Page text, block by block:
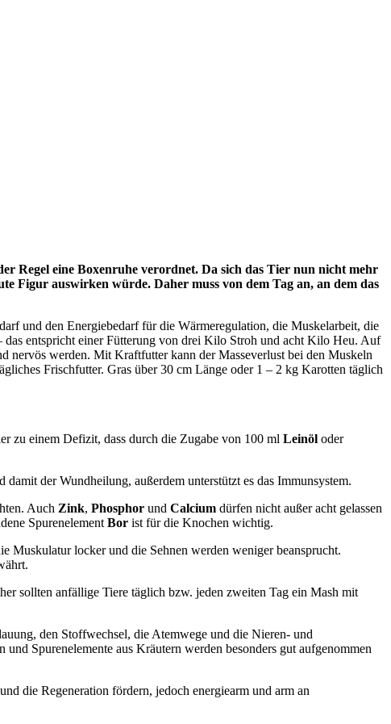
Regel eine Boxenruhe verordnet. Da sich das Tier nun nicht mehr
Figur auswirken würde. Daher muss von dem Tag an, an dem das
und den Energiebedarf für die Wärmeregulation, die Muskelarbeit, die
entspricht einer Fütterung von drei Kilo Stroh und acht Kilo Heu. Auf
nervös werden. Mit Kraftfutter kann der Masseverlust bei den Muskeln
Frischfutter. Gras über 30 cm Länge oder 1 – 2 kg Karotten täglich
zu einem Defizit, dass durch die Zugabe von 100 ml Leinöl oder
der Wundheilung, außerdem unterstützt es das Immunsystem.
Auch Zink, Phosphor und Calcium dürfen nicht außer acht gelassen
Spurenelement Bor ist für die Knochen wichtig.
Muskulatur locker und die Sehnen werden weniger beansprucht.
sollten anfällige Tiere täglich bzw. jeden zweiten Tag ein Mash mit
den Stoffwechsel, die Atemwege und die Nieren- und
Spurenelemente aus Kräutern werden besonders gut aufgenommen
die Regeneration fördern, jedoch energiearm und arm an